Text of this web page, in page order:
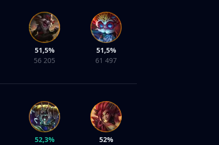
51,5%
56 205
51,5%
61 497
52,3% 52%